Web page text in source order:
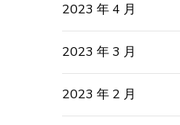
2023 年 4 月
2023 年 3 月
2023 年 2 月